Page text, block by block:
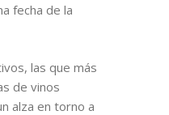
fecha de la
las que más
de vinos
alza en torno a